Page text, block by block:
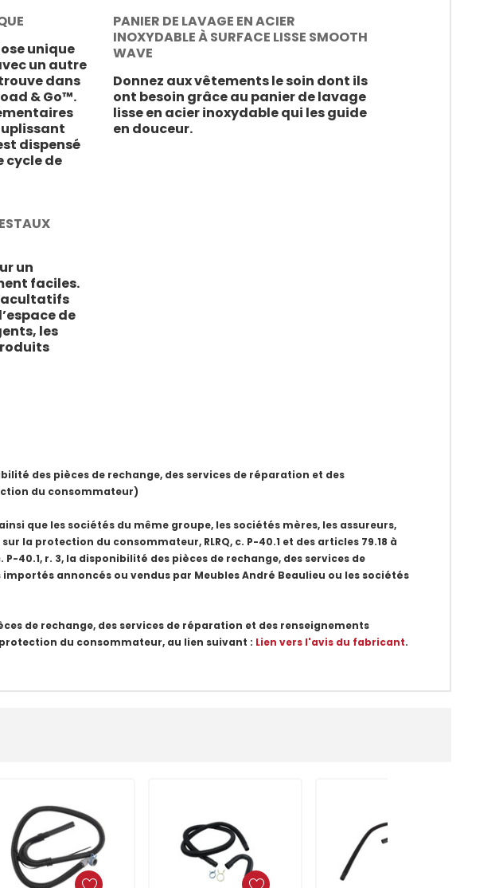
unique
un autre
dans
& Go™.
dispensé
cycle de
PANIER DE LAVAGE EN ACIER
INOXYDABLE À SURFACE LISSE SMOOTH
WAVE
Donnez aux vêtements le soin dont ils
ont besoin grâce au panier de lavage
lisse en acier inoxydable qui les guide
en douceur.
un
faciles.
de
les
des pièces de rechange, des services de réparation et des
du consommateur)
que les sociétés du même groupe, les sociétés mères, les assureurs,
la protection du consommateur, RLRQ, c. P-40.1 et des articles 79.18 à
40.1, r. 3, la disponibilité des pièces de rechange, des services de
annoncés ou vendus par Meubles André Beaulieu ou les sociétés
de rechange, des services de réparation et des renseignements
du consommateur, au lien suivant : Lien vers l'avis du fabricant.